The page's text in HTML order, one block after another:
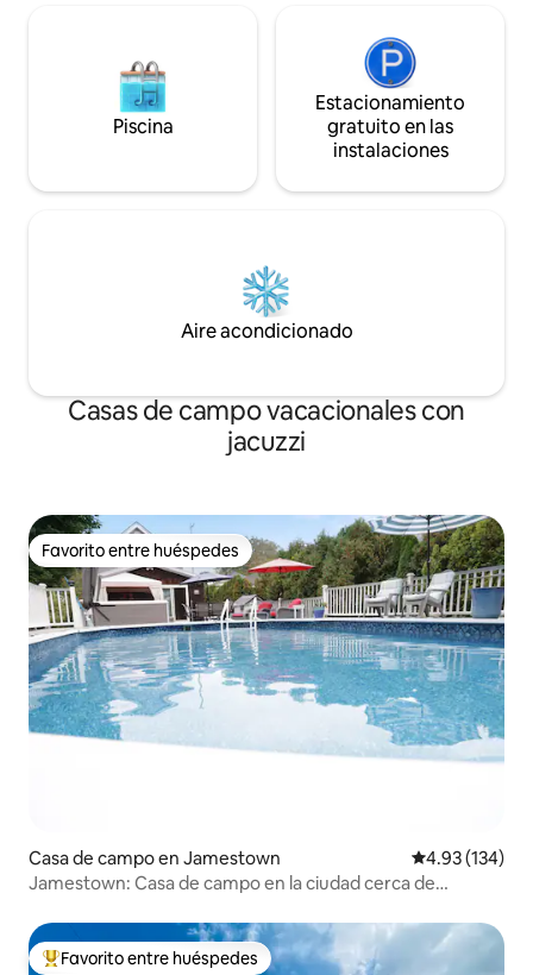
Piscina
Estacionamiento
gratuito en las
instalaciones
Aire acondicionado
Casas de campo vacacionales con
jacuzzi
Favorito entre huéspedes
Favorito entre huéspedes
Casa de campo en Jamestown Calificación
4.93 (134)
Jamestown: Casa de campo en la ciudad cerca de
Favorito entre huéspedes preferido
Favorito entre huéspedes